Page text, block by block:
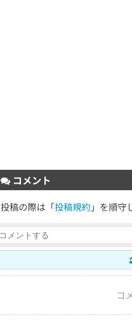
コメント
投稿の際は「投稿規約 」を順守
コ